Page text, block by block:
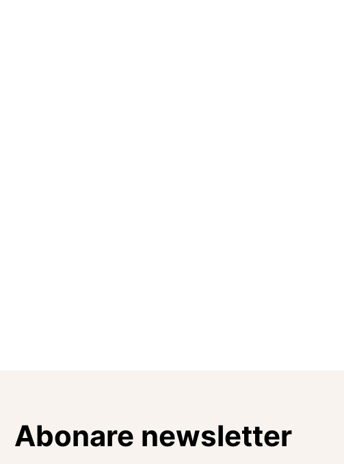
Abonare newsletter